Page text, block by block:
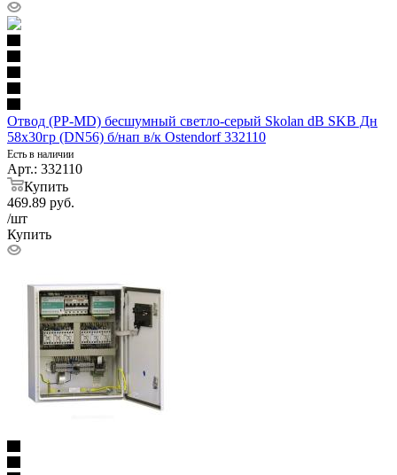
Отвод (PP-MD) бесшумный светло-серый Skolan dB SKB Дн
58х30гр (DN56) б/нап в/к Ostendorf 332110
Есть в наличии
Арт.: 332110
Купить
469.89 руб.
/шт
Купить